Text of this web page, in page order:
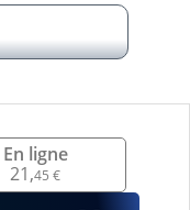
En ligne
21,45 €